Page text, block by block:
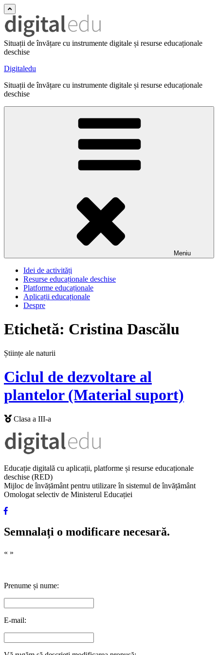
Situații de învățare cu instrumente digitale și resurse educaționale
deschise
Digitaledu
Situații de învățare cu instrumente digitale și resurse educaționale
deschise
Meniu
Idei de activități
Resurse educaționale deschise
Platforme educaționale
Aplicații educaționale
Despre
Etichetă: Cristina Dascălu
Științe ale naturii
Ciclul de dezvoltare al
plantelor (Material suport)
Clasa a III-a
Educație digitală cu aplicații, platforme și resurse educaționale
deschise (RED)
Mijloc de învățământ pentru utilizare în sistemul de învățământ
Omologat selectiv de Ministerul Educației
Semnalați o modificare necesară.
« »
Prenume și nume:
E-mail: